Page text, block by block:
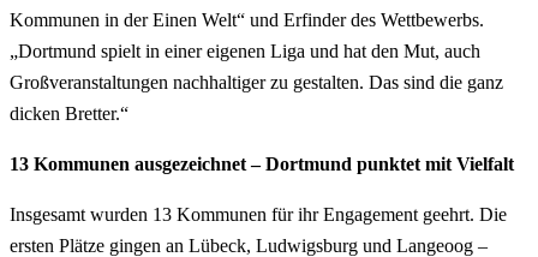
Kommunen in der Einen Welt“ und Erfinder des Wettbewerbs.
„Dortmund spielt in einer eigenen Liga und hat den Mut, auch
Großveranstaltungen nachhaltiger zu gestalten. Das sind die ganz
dicken Bretter.“
13 Kommunen ausgezeichnet – Dortmund punktet mit Vielfalt
Insgesamt wurden 13 Kommunen für ihr Engagement geehrt. Die
ersten Plätze gingen an Lübeck, Ludwigsburg und Langeoog –